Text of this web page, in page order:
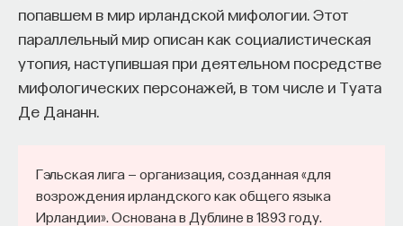
попавшем в мир ирландской мифологии. Этот
параллельный мир описан как социалистическая
утопия, наступившая при деятельном посредстве
мифологических персонажей, в том числе и Туата
Де Дананн.
Гэльская лига — организация, созданная «для
возрождения ирландского как общего языка
Ирландии». Основана в Дублине в 1893 году.